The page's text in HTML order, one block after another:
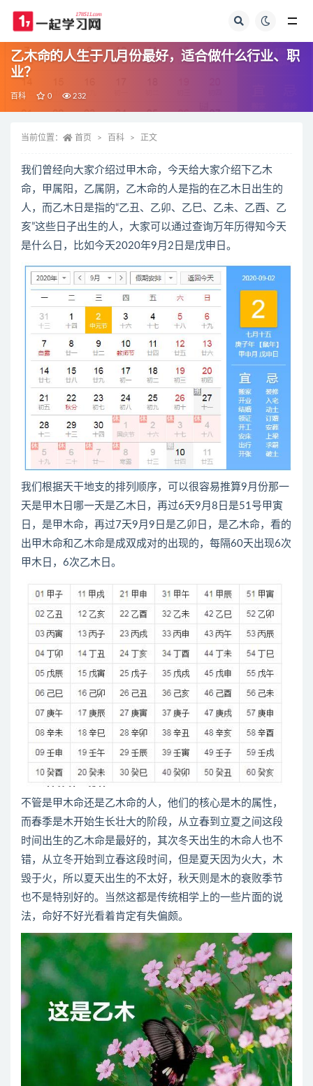
乙木命的人生于几月份最好，适合做什么行业、职
业？
百科 0 232
当前位置： 首页 百科 正文
我们曾经向大家介绍过甲木命，今天给大家介绍下乙木
命，甲属阳，乙属阴，乙木命的人是指的在乙木日出生的
人，而乙木日是指的“乙丑、乙卯、乙巳、乙未、乙酉、乙
亥”这些日子出生的人，大家可以通过查询万年历得知今天
是什么日，比如今天2020年9月2日是戊申日。
我们根据天干地支的排列顺序，可以很容易推算9月份那一
天是甲木日哪一天是乙木日，再过6天9月8日是51号甲寅
日，是甲木命，再过7天9月9日是乙卯日，是乙木命，看的
出甲木命和乙木命是成双成对的出现的，每隔60天出现6次
甲木日，6次乙木日。
不管是甲木命还是乙木命的人，他们的核心是木的属性，
而春季是木开始生长壮大的阶段，从立春到立夏之间这段
时间出生的乙木命是最好的，其次冬天出生的木命人也不
错，从立冬开始到立春这段时间，但是夏天因为火大，木
毁于火，所以夏天出生的不太好，秋天则是木的衰败季节
也不是特别好的。当然这都是传统相学上的一些片面的说
法，命好不好光看着肯定有失偏颇。